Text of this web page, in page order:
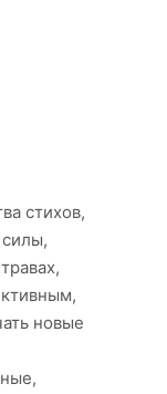
стихов,
новые